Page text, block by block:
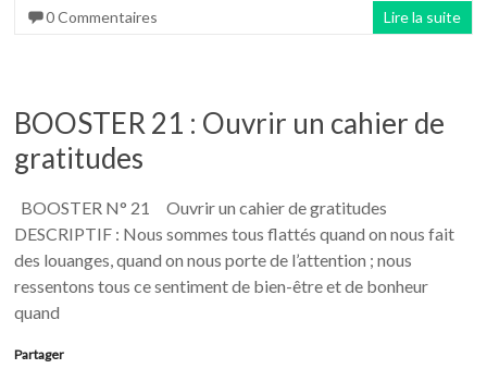
0 Commentaires
Lire la suite
BOOSTER 21 : Ouvrir un cahier de
gratitudes
BOOSTER N° 21 Ouvrir un cahier de gratitudes
DESCRIPTIF : Nous sommes tous flattés quand on nous fait
des louanges, quand on nous porte de l’attention ; nous
ressentons tous ce sentiment de bien-être et de bonheur
quand
Partager